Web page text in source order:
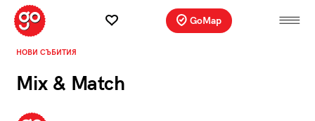
GoMap
НОВИ СЪБИТИЯ
Mix & Match